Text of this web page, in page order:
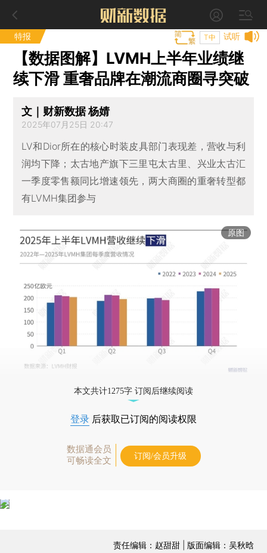
特报 试听
T中
【数据图解】LVMH上半年业绩继
续下滑 重奢品牌在潮流商圈寻突破
文｜财新数据 杨婧
2025年07月25日 20:47
LV和Dior所在的核心时装皮具部门表现差，营收与利
润均下降；太古地产旗下三里屯太古里、兴业太古汇
一季度零售额同比增速领先，两大商圈的重奢转型都
有LVMH集团参与
原图
本文共计1275字 订阅后继续阅读
登录 后获取已订阅的阅读权限
数据通会员
可畅读全文
订阅/会员升级
责任编辑：赵甜甜 | 版面编辑：吴秋晗